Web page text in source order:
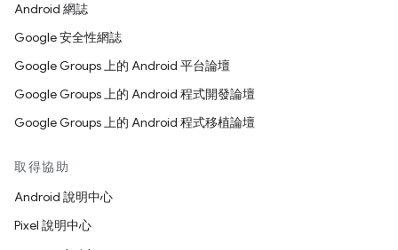
Android 網誌
Google 安全性網誌
Google Groups 上的 Android 平台論壇
Google Groups 上的 Android 程式開發論壇
Google Groups 上的 Android 程式移植論壇
取得協助
Android 說明中心
Pixel 說明中心